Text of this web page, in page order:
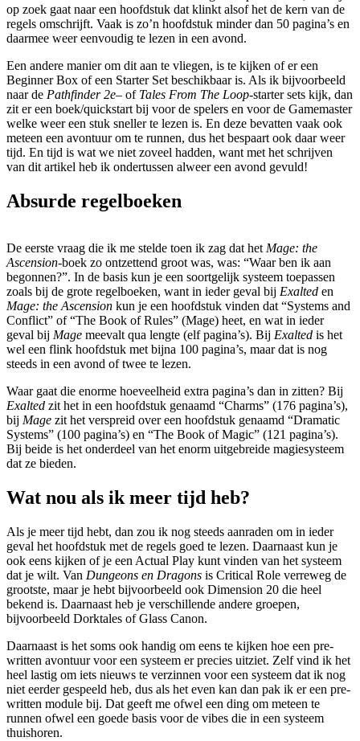
op zoek gaat naar een hoofdstuk dat klinkt alsof het de kern van de
regels omschrijft. Vaak is zo’n hoofdstuk minder dan 50 pagina’s en
daarmee weer eenvoudig te lezen in een avond.
Een andere manier om dit aan te vliegen, is te kijken of er een
Beginner Box of een Starter Set beschikbaar is. Als ik bijvoorbeeld
naar de Pathfinder 2e– of Tales From The Loop-starter sets kijk, dan
zit er een boek/quickstart bij voor de spelers en voor de Gamemaster
welke weer een stuk sneller te lezen is. En deze bevatten vaak ook
meteen een avontuur om te runnen, dus het bespaart ook daar weer
tijd. En tijd is wat we niet zoveel hadden, want met het schrijven
van dit artikel heb ik ondertussen alweer een avond gevuld!
Absurde regelboeken
De eerste vraag die ik me stelde toen ik zag dat het Mage: the
Ascension-boek zo ontzettend groot was, was: “Waar ben ik aan
begonnen?”. In de basis kun je een soortgelijk systeem toepassen
zoals bij de grote regelboeken, want in ieder geval bij Exalted en
Mage: the Ascension kun je een hoofdstuk vinden dat “Systems and
Conflict” of “The Book of Rules” (Mage) heet, en wat in ieder
geval bij Mage meevalt qua lengte (elf pagina’s). Bij Exalted is het
wel een flink hoofdstuk met bijna 100 pagina’s, maar dat is nog
steeds in een avond of twee te lezen.
Waar gaat die enorme hoeveelheid extra pagina’s dan in zitten? Bij
Exalted zit het in een hoofdstuk genaamd “Charms” (176 pagina’s),
bij Mage zit het verspreid over een hoofdstuk genaamd “Dramatic
Systems” (100 pagina’s) en “The Book of Magic” (121 pagina’s).
Bij beide is het onderdeel van het enorm uitgebreide magiesysteem
dat ze bieden.
Wat nou als ik meer tijd heb?
Als je meer tijd hebt, dan zou ik nog steeds aanraden om in ieder
geval het hoofdstuk met de regels goed te lezen. Daarnaast kun je
ook eens kijken of je een Actual Play kunt vinden van het systeem
dat je wilt. Van Dungeons en Dragons is Critical Role verreweg de
grootste, maar je hebt bijvoorbeeld ook Dimension 20 die heel
bekend is. Daarnaast heb je verschillende andere groepen,
bijvoorbeeld Dorktales of Glass Canon.
Daarnaast is het soms ook handig om eens te kijken hoe een pre-
written avontuur voor een systeem er precies uitziet. Zelf vind ik het
heel lastig om iets nieuws te verzinnen voor een systeem dat ik nog
niet eerder gespeeld heb, dus als het even kan dan pak ik er een pre-
written module bij. Dat geeft me ofwel een ding om meteen te
runnen ofwel een goede basis voor de vibes die in een systeem
thuishoren.